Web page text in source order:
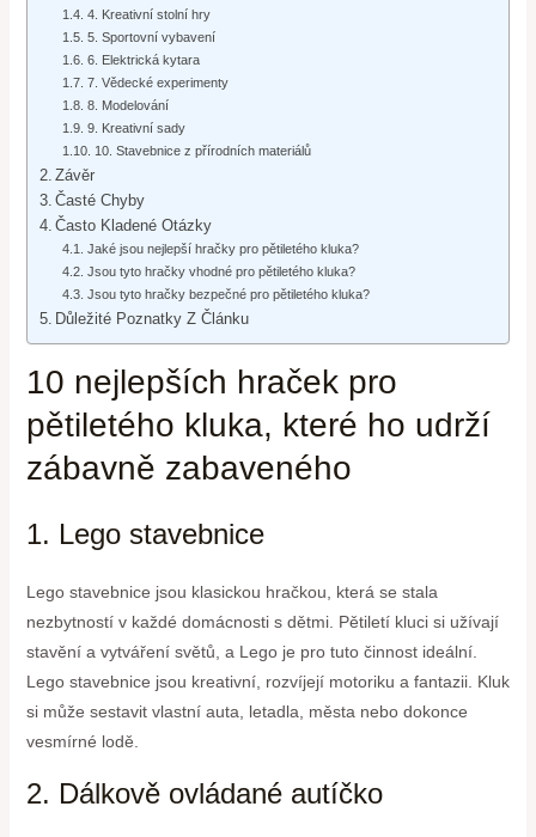
4. Kreativní stolní hry
5. Sportovní vybavení
6. Elektrická kytara
7. Vědecké experimenty
8. Modelování
9. Kreativní sady
10. Stavebnice z přírodních materiálů
Závěr
Časté Chyby
Často Kladené Otázky
Jaké jsou nejlepší hračky pro pětiletého kluka?
Jsou tyto hračky vhodné pro pětiletého kluka?
Jsou tyto hračky bezpečné pro pětiletého kluka?
Důležité Poznatky Z Článku
10 nejlepších hraček pro
pětiletého kluka, které ho udrží
zábavně zabaveného
1. Lego stavebnice
Lego stavebnice jsou klasickou hračkou, která se stala
nezbytností v každé domácnosti s dětmi. Pětiletí kluci si užívají
stavění a vytváření světů, a Lego je pro tuto činnost ideální.
Lego stavebnice jsou kreativní, rozvíjejí motoriku a fantazii. Kluk
si může sestavit vlastní auta, letadla, města nebo dokonce
vesmírné lodě.
2. Dálkově ovládané autíčko